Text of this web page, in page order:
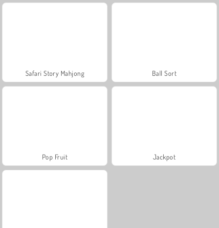
Safari Story Mahjong Ball Sort
Pop Fruit Jackpot